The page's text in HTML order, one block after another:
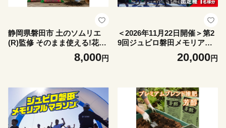
静岡県磐田市 土のソムリエ
(R)監修 そのまま使える!花と
野菜の「プレミアム培養土」
合計28L【1760189】8,000円
＜2026年11月22日開催＞第2
9回ジュビロ磐田メモリアル
マラソン ハーフマラソン出
走権 1名様分【1741812】
20,000円